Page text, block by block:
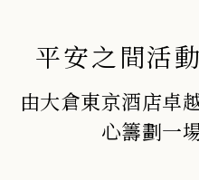
平安之間活
由大倉東京酒店卓
心籌劃一